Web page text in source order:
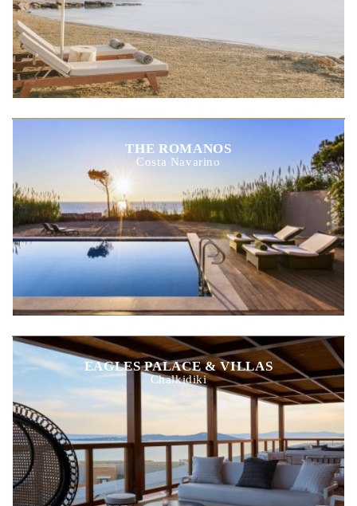
THE ROMANOS
Costa Navarino
EAGLES PALACE & VILLAS
Chalkidiki